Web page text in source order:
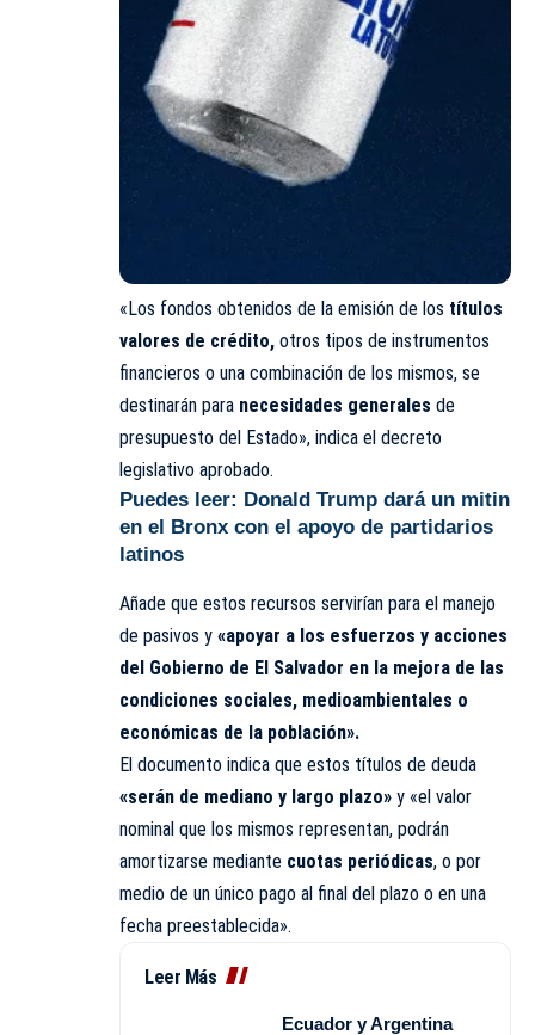
«Los fondos obtenidos de la emisión de los títulos
valores de crédito, otros tipos de instrumentos
financieros o una combinación de los mismos, se
destinarán para necesidades generales de
presupuesto del Estado», indica el decreto
legislativo aprobado.
Puedes leer: Donald Trump dará un mitin
en el Bronx con el apoyo de partidarios
latinos
Añade que estos recursos servirían para el manejo
de pasivos y «apoyar a los esfuerzos y acciones
del Gobierno de El Salvador en la mejora de las
condiciones sociales, medioambientales o
económicas de la población».
El documento indica que estos títulos de deuda
«serán de mediano y largo plazo» y «el valor
nominal que los mismos representan, podrán
amortizarse mediante cuotas periódicas, o por
medio de un único pago al final del plazo o en una
fecha preestablecida».
Leer Más
Ecuador y Argentina